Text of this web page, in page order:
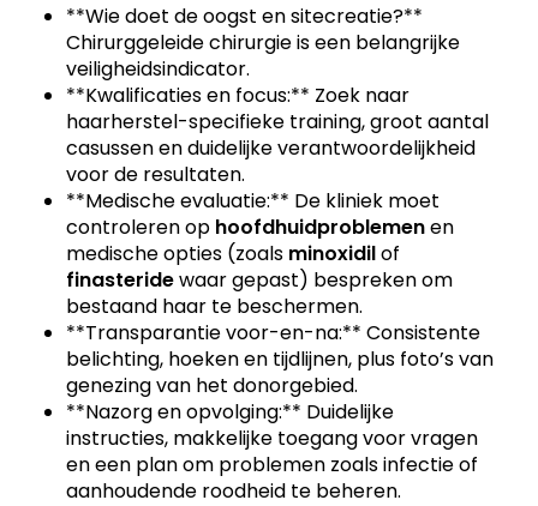
**Wie doet de oogst en sitecreatie?**
Chirurggeleide chirurgie is een belangrijke
veiligheidsindicator.
**Kwalificaties en focus:** Zoek naar
haarherstel-specifieke training, groot aantal
casussen en duidelijke verantwoordelijkheid
voor de resultaten.
**Medische evaluatie:** De kliniek moet
controleren op hoofdhuidproblemenen
medische opties (zoals minoxidilof
finasteridewaar gepast) bespreken om
bestaand haar te beschermen.
**Transparantie voor-en-na:** Consistente
belichting, hoeken en tijdlijnen, plus foto’s van
genezing van het donorgebied.
**Nazorg en opvolging:** Duidelijke
instructies, makkelijke toegang voor vragen
en een plan om problemen zoals infectie of
aanhoudende roodheid te beheren.